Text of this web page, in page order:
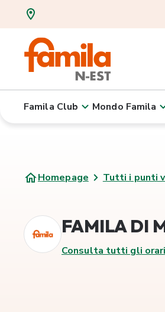
Famila Club Mondo Famila
Homepage Tutti i punti
FAMILA DI
Consulta tutti gli orari